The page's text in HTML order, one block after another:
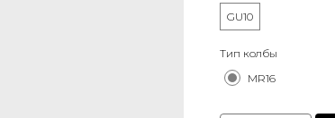
GU10
Тип колбы
MR16